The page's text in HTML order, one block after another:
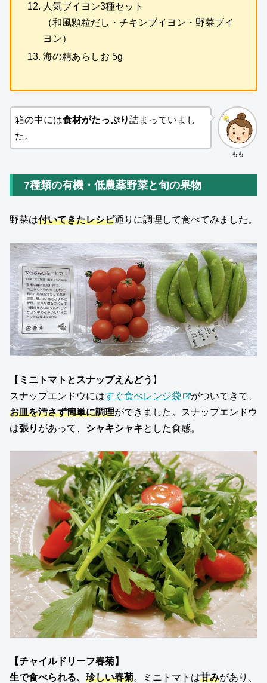
人気ブイヨン3種セット
（和風顆粒だし・チキンブイヨン・野菜ブイ
ヨン）
海の精あらしお 5g
もも
箱の中には食材がたっぷり詰まっていまし
た。
7種類の有機・低農薬野菜と旬の果物
野菜は付いてきたレシピ通りに調理して食べてみました。
【 ミニトマトとスナップえんどう 】
スナップエンドウにはすぐ食べレンジ袋
がついてきて、
お皿を汚さず簡単に調理ができました。スナップエンドウ
は張り があって、 シャキシャキとした食感。
【チャイルドリーフ春菊】
生で食べられる、 珍しい春菊。ミニトマトは甘みがあり、